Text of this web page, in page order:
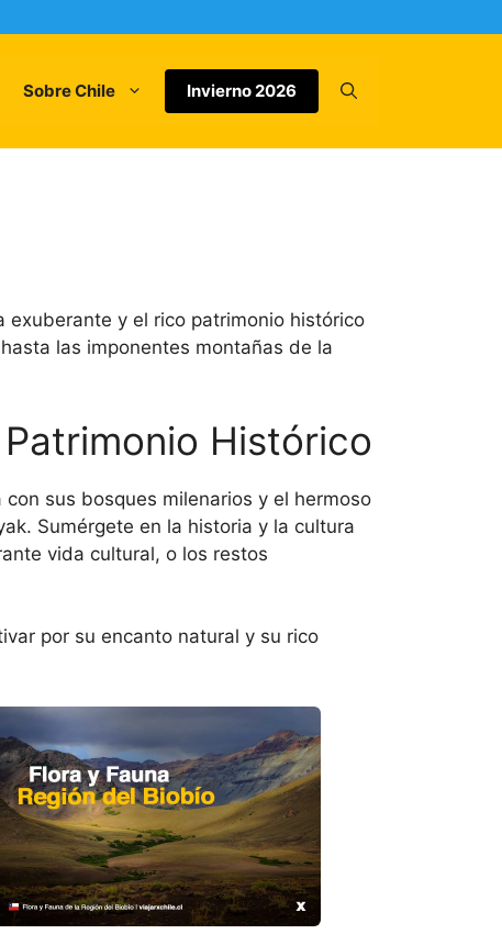
Sobre Chile Invierno 2026
y el rico patrimonio histórico
las imponentes montañas de la
Histórico
sus bosques milenarios y el hermoso
Sumérgete en la historia y la cultura
vida cultural, o los restos
por su encanto natural y su rico